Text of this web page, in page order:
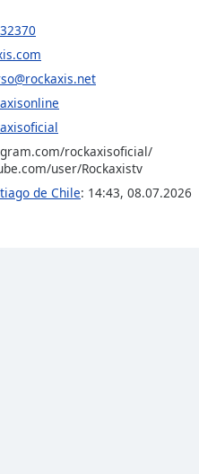
rockaxisoficial/
user/Rockaxistv
de Chile: 14:43, 08.07.2026